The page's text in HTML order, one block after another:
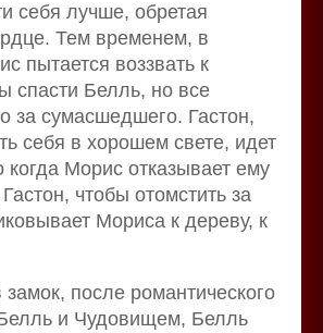
себя лучше, обретая
Тем временем, в
пытается воззвать к
спасти Белль, но все
за сумасшедшего. Гастон,
себя в хорошем свете, идет
Морис отказывает ему
чтобы отомстить за
Мориса к дереву, к
после романтического
и Чудовищем, Белль